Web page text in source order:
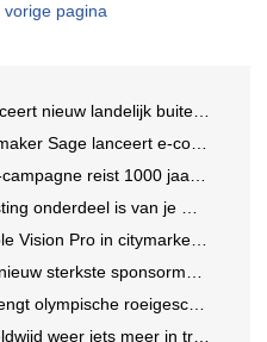
pagina
buitereclamenetwerk: City Cubes
e-commerceplatform voor koffieliefhebbers
1000 jaar terug in de tijd naar 'Hemastein'
is van je merkstrategie
Vision Pro in citymarketing
sponsormerk, PostNL daalt
roeigeschiedenis tot leven voor WK Roeien
weer iets meer in trek